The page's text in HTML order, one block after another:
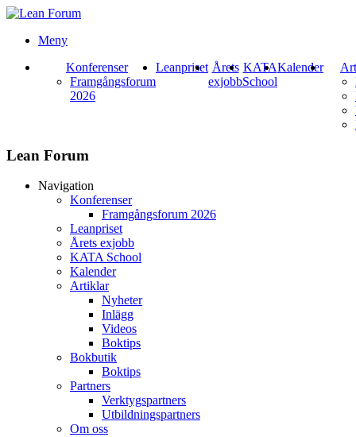
Meny
Konferenser
Framgångsforum
2026
Leanpriset Årets
exjobb
KATA
School
Kalender
Lean Forum
Navigation
Konferenser
Framgångsforum 2026
Leanpriset
Årets exjobb
KATA School
Kalender
Artiklar
Nyheter
Inlägg
Videos
Boktips
Bokbutik
Boktips
Partners
Verktygspartners
Utbildningspartners
Om oss